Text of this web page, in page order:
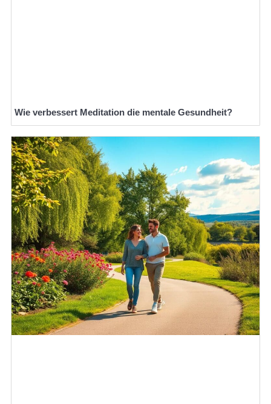
Wie verbessert Meditation die mentale Gesundheit?